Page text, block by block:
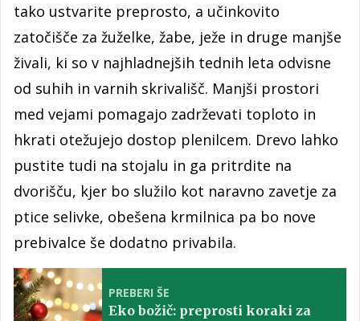
tako ustvarite preprosto, a učinkovito
zatočišče za žuželke, žabe, ježe in druge manjše
živali, ki so v najhladnejših tednih leta odvisne
od suhih in varnih skrivališč. Manjši prostori
med vejami pomagajo zadrževati toploto in
hkrati otežujejo dostop plenilcem. Drevo lahko
pustite tudi na stojalu in ga pritrdite na
dvorišču, kjer bo služilo kot naravno zavetje za
ptice selivke, obešena krmilnica pa bo nove
prebivalce še dodatno privabila.
PREBERI ŠE
Eko božič: preprosti koraki za